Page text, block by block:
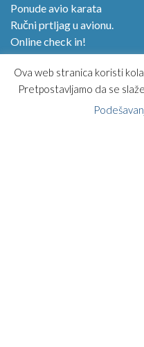
Ponude avio karata
Ručni prtljag u avionu.
Online check in!
Kako kupiti avio kartu?
Magazin
Opšti uslovi korišćenja
Posebni uslovi putovanja
Ova web stranica koristi
Pretpostavljamo da se